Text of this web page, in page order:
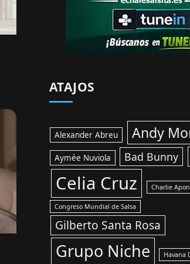
ATAJOS
Alexander Abreu Andy
Aymée Nuviola Bad Bunny
Celia Cruz Charlie
Congreso Mundial de Salsa
Gilberto Santa Rosa
Grupo Niche Havana